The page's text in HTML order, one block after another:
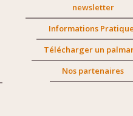
newsletter
Informations
Télécharger un
Nos partenaires